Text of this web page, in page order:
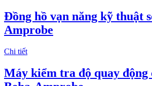
Đồng hồ vạn năng kỹ thuật
Amprobe
Chi tiết
Máy kiểm tra độ quay động